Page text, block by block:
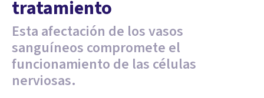
tratamiento
Esta afectación de los vasos
sanguíneos compromete el
funcionamiento de las células
nerviosas.